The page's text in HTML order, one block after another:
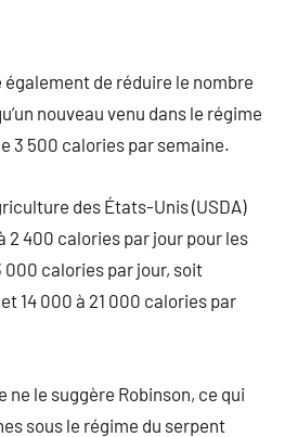
de réduire le nombre
nouveau venu dans le régime
3 500 calories par semaine.
des États-Unis (USDA)
2 400 calories par jour pour les
000 calories par jour, soit
14 000 à 21 000 calories par
ne le suggère Robinson, ce qui
sous le régime du serpent